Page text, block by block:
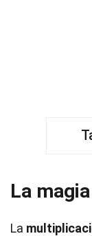
La
La